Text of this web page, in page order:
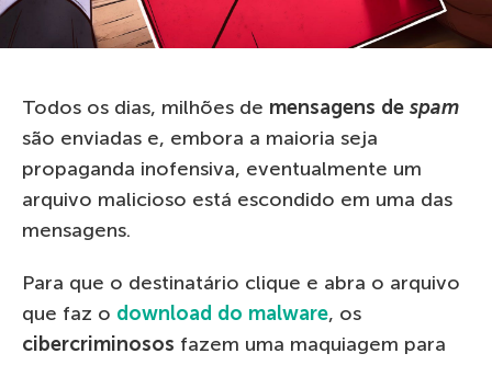
Todos os dias, milhões de mensagens de spam
são enviadas e, embora a maioria seja
propaganda inofensiva, eventualmente um
arquivo malicioso está escondido em uma das
mensagens.
Para que o destinatário clique e abra o arquivo
que faz o download do malware, os
cibercriminosos fazem uma maquiagem para